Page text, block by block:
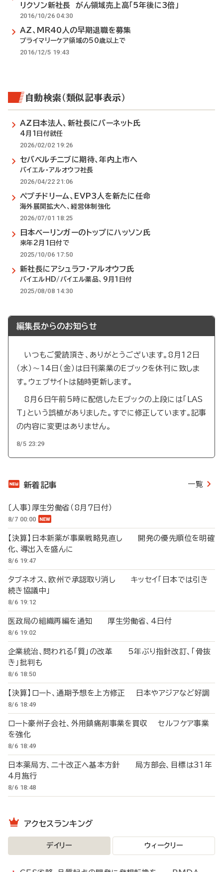
リクソン新社長 がん領域売上高「5年後に3倍」
2016/10/26 04:30
AZ、MR40人の早期退職を募集
プライマリーケア領域の50歳以上で
2016/12/5 19:43
自動検索（類似記事表示）
AZ日本法人、新社長にバーネット氏
4月1日付就任
2026/02/02 19:26
セバベルチニブに期待、年内上市へ
バイエル・アルオウフ社長
2026/04/22 21:06
ペプチドリーム、EVP3人を新たに任命
海外展開拡大へ、経営体制強化
2026/07/01 18:25
日本ベーリンガーのトップにハッソン氏
来年2月1日付で
2025/10/06 17:50
新社長にアシュラフ・アルオウフ氏
バイエルHD/バイエル薬品、9月1日付
2025/08/08 14:30
編集長からのお知らせ
いつもご愛読頂き、ありがとうございます。8月12日
（水）～14日（金）は日刊薬業のEブックを休刊に致しま
す。ウェブサイトは随時更新します。
8月6日午前5時に配信したEブックの上段には「LAS
T」という誤植がありました。すでに修正しています。記事
の内容に変更はありません。
8/5 23:29
新着記事 一覧
〔人事〕厚生労働省（8月7日付）
8/7 00:00
【決算】日本新薬が事業戦略見直し 開発の優先順位を明確
化、導出入を盛んに
8/6 19:47
タブネオス、欧州で承認取り消し キッセイ「日本では引き
続き協議中」
8/6 19:12
医政局の組織再編を通知 厚生労働省、4日付
8/6 19:02
企業統治、問われる「質」の改革 5年ぶり指針改訂、「骨抜
き」批判も
8/6 18:50
【決算】ロート、通期予想を上方修正 日本やアジアなど好調
8/6 18:49
ロート豪州子会社、外用鎮痛剤事業を買収 セルフケア事業
を強化
8/6 18:49
日本薬局方、二十改正へ基本方針 局方部会、目標は31年
4月施行
8/6 18:48
アクセスランキング
デイリー ウィークリー